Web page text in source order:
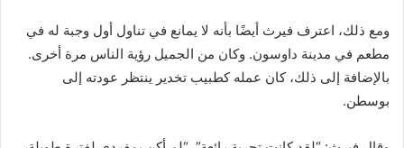
ومع ذلك، اعترف فيرث أيضًا بأنه لا يمانع في تناول أول وجبة له في
مطعم في مدينة داوسون. وكان من الجميل رؤية الناس مرة أخرى.
بالإضافة إلى ذلك، كان عمله كطبيب تخدير ينتظر عودته إلى
بوسطن.